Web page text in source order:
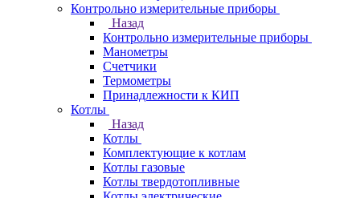
Контрольно измерительные приборы
Назад
Контрольно измерительные приборы
Манометры
Счетчики
Термометры
Принадлежности к КИП
Котлы
Назад
Котлы
Комплектующие к котлам
Котлы газовые
Котлы твердотопливные